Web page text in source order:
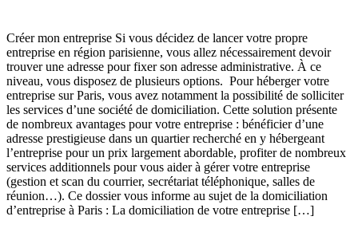
Créer mon entreprise Si vous décidez de lancer votre propre
entreprise en région parisienne, vous allez nécessairement devoir
trouver une adresse pour fixer son adresse administrative. À ce
niveau, vous disposez de plusieurs options. Pour héberger votre
entreprise sur Paris, vous avez notamment la possibilité de solliciter
les services d’une société de domiciliation. Cette solution présente
de nombreux avantages pour votre entreprise : bénéficier d’une
adresse prestigieuse dans un quartier recherché en y hébergeant
l’entreprise pour un prix largement abordable, profiter de nombreux
services additionnels pour vous aider à gérer votre entreprise
(gestion et scan du courrier, secrétariat téléphonique, salles de
réunion…). Ce dossier vous informe au sujet de la domiciliation
d’entreprise à Paris : La domiciliation de votre entreprise […]